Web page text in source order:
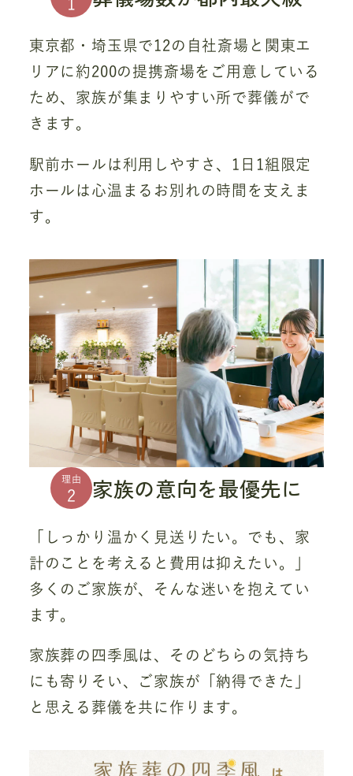
1
東京都・埼玉県で12の自社斎場と関東エ
リアに約200の提携斎場をご用意している
ため、家族が集まりやすい所で葬儀がで
きます。
駅前ホールは利用しやすさ、1日1組限定
ホールは心温まるお別れの時間を支えま
す。
理由
2 家族の意向を最優先に
「しっかり温かく見送りたい。でも、家
計のことを考えると費用は抑えたい。」
多くのご家族が、そんな迷いを抱えてい
ます。
家族葬の四季風は、そのどちらの気持ち
にも寄りそい、ご家族が「納得できた」
と思える葬儀を共に作ります。